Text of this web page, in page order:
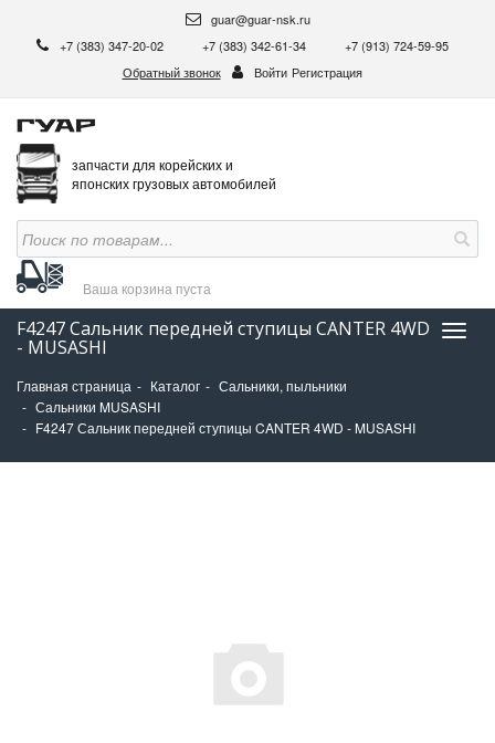
guar@guar-nsk.ru
+7 (383) 347-20-02
+7 (383) 342-61-34
+7 (913) 724-59-95
Обратный звонок
Войти Регистрация
запчасти для корейских и
японских грузовых автомобилей
Ваша корзина пуста
F4247 Сальник передней ступицы CANTER 4WD
- MUSASHI
Главная страница Каталог
Сальники, пыльники
Сальники MUSASHI
F4247 Сальник передней ступицы CANTER 4WD - MUSASHI